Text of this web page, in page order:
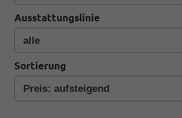
Ausstattungslinie
Sortierung